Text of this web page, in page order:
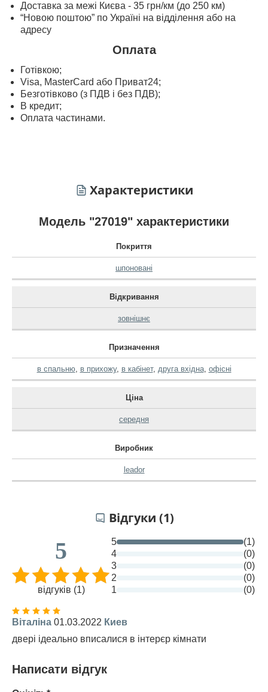
Доставка за межі Києва - 35 грн/км (до 250 км)
“Новою поштою” по Україні на відділення або на
адресу
Оплата
Готівкою;
Visa, MasterСard або Приват24;
Безготівково (з ПДВ і без ПДВ);
В кредит;
Оплата частинами.
Характеристики
Модель "27019" характеристики
Покриття
шпоновані
Відкривання
зовнішнє
Призначення
в спальню, в прихожу, в кабінет, друга вхідна, офісні
Ціна
середня
Виробник
leador
Відгуки (1)
5
відгуків (1)
5
(1)
4
(0)
3
(0)
2
(0)
1
(0)
Віталіна 01.03.2022 Киев
двері ідеально вписалися в інтерєр кімнати
Написати відгук